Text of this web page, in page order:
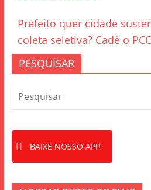
o
k
Prefeito quer cidade
coleta seletiva? Cadê o
PESQUISAR
BAIXE NOSSO APP